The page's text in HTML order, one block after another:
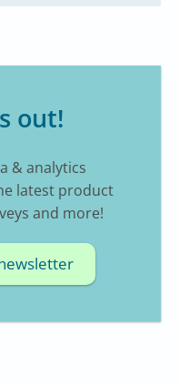
out!
& analytics
latest product
and more!